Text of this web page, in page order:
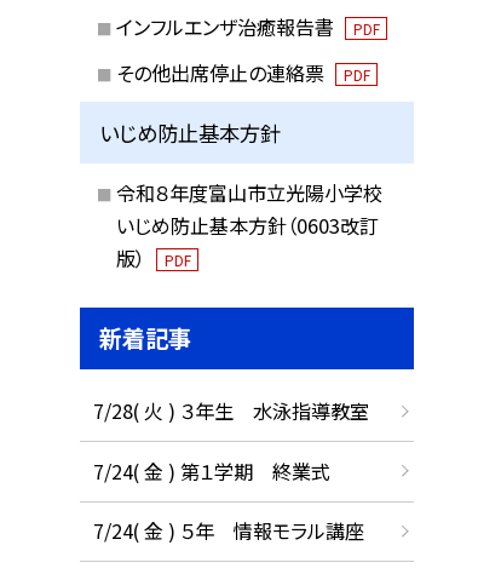
インフルエンザ治癒報告書 PDF
その他出席停止の連絡票 PDF
いじめ防止基本方針
令和８年度富山市立光陽小学校
いじめ防止基本方針（0603改訂
版）
PDF
新着記事
7/28( 火 ) ３年生 水泳指導教室
7/24( 金 ) 第１学期 終業式
7/24( 金 ) ５年 情報モラル講座